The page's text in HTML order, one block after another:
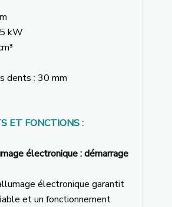
kW
dents : 30 mm
ET FONCTIONS :
électronique : démarrage
électronique garantit
et un fonctionnement